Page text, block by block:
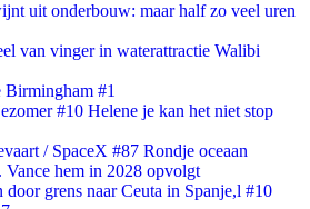
uit onderbouw: maar half zo veel uren
van vinger in waterattractie Walibi
#1
#10 Helene je kan het niet stop
/ SpaceX #87 Rondje oceaan
hem in 2028 opvolgt
door grens naar Ceuta in Spanje,l #10